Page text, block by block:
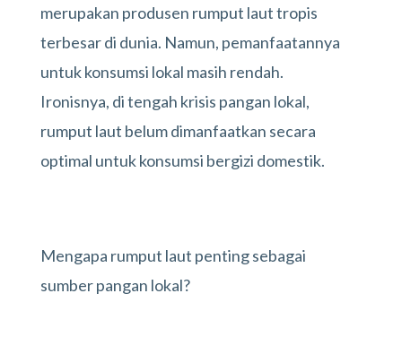
merupakan produsen rumput laut tropis
terbesar di dunia. Namun, pemanfaatannya
untuk konsumsi lokal masih rendah.
Ironisnya, di tengah krisis pangan lokal,
rumput laut belum dimanfaatkan secara
optimal untuk konsumsi bergizi domestik.
Mengapa rumput laut penting sebagai
sumber pangan lokal?